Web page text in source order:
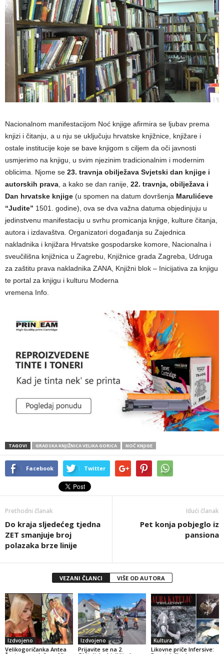
Nacionalnom manifestacijom Noć knjige afirmira se ljubav prema
knjizi i čitanju, a u nju se uključuju hrvatske knjižnice, knjižare i
ostale institucije koje se bave knjigom s ciljem da oči javnosti
usmjerimo na knjigu, u svim njezinim tradicionalnim i modernim
oblicima. Njome se 23. travnja obilježava Svjetski dan knjige i
autorskih prava, a kako se dan ranije, 22. travnja, obilježava i
Dan hrvatske knjige (u spomen na datum dovršenja Marulićeve
“Judite” 1501. godine), ova se dva važna datuma objedinjuju u
jedinstvenu manifestaciju u svrhu promicanja knjige, kulture čitanja,
autora i izdavaštva. Organizatori događanja su Zajednica
nakladnika i knjižara Hrvatske gospodarske komore, Nacionalna i
sveučilišna knjižnica u Zagrebu, Knjižnice grada Zagreba, Udruga
za zaštitu prava nakladnika ZANA, Knjižni blok – Inicijativa za knjigu
te portal za knjigu i kulturu Moderna
vremena Info.
TAGOVI GRADSKA KNJIŽNICA VELIKA GORICA NOĆ KNJIGE
Facebook Twitter
Prethodni članak
Do kraja sljedećeg tjedna
ZET smanjuje broj
polazaka brze linije
Idući članak
Pet konja pobjeglo iz
pansiona
VEZANI ČLANCI VIŠE OD AUTORA
Izdvojeno
Velikogoričanka Antea
Izdvojeno
Prijavite se na 2.
Kultura
Likovne priče Infersive: